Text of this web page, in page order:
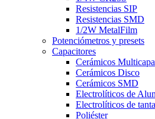
Resistencias SIP
Resistencias SMD
1/2W MetalFilm
Potenciómetros y presets
Capacitores
Cerámicos Multicapa
Cerámicos Disco
Cerámicos SMD
Electrolíticos de
Electrolíticos de
Poliéster